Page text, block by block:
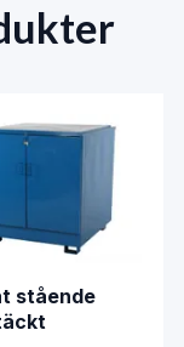
stående